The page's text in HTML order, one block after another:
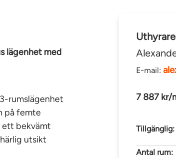
lägenhet med
rumslägenhet
på femte
ett bekvämt
utsikt
Uthyrare
E-mail:
7 887 kr/
Tillgänglig:
Antal rum: